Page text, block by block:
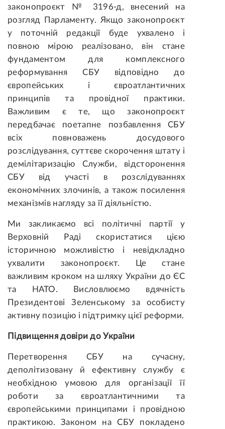
законопроєкт № 3196-д, внесений на
розгляд Парламенту. Якщо законопроєкт
у поточній редакції буде ухвалено і
повною мірою реалізовано, він стане
фундаментом для комплексного
реформування СБУ відповідно до
європейських і євроатлантичних
принципів та провідної практики.
Важливим є те, що законопроєкт
передбачає поетапне позбавлення СБУ
всіх повноважень досудового
розслідування, суттєве скорочення штату і
демілітаризацію Служби, відсторонення
СБУ від участі в розслідуваннях
економічних злочинів, а також посилення
механізмів нагляду за її діяльністю.
Ми закликаємо всі політичні партії у
Верховній Раді скористатися цією
історичною можливістю і невідкладно
ухвалити законопроєкт. Це стане
важливим кроком на шляху України до ЄС
та НАТО. Висловлюємо вдячність
Президентові Зеленському за особисту
активну позицію і підтримку цієї реформи.
Підвищення довіри до України
Перетворення СБУ на сучасну,
деполітизовану й ефективну службу є
необхідною умовою для організації її
роботи за євроатлантичними та
європейськими принципами і провідною
практикою. Законом на СБУ покладено